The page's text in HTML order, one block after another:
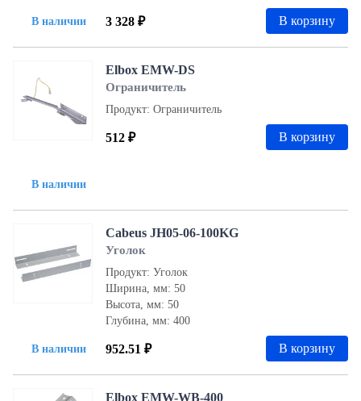
В наличии 3 328 ₽ В корзину
В наличии
Elbox EMW-DS
Ограничитель
Продукт: Ограничитель
512 ₽ В корзину
В наличии
Cabeus JH05-06-100KG
Уголок
Продукт: Уголок
Ширина, мм: 50
Высота, мм: 50
Глубина, мм: 400
952.51 ₽ В корзину
Elbox EMW-WB-400